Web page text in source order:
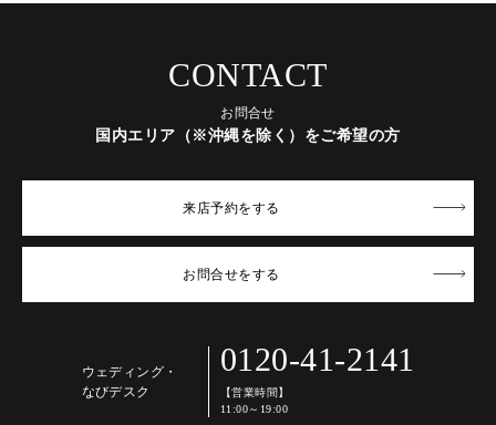
CONTACT
お問合せ
国内エリア（※沖縄を除く）をご希望の方
来店予約をする
お問合せをする
ウェディング・
なびデスク
0120-41-2141
【営業時間】
11:00～19:00